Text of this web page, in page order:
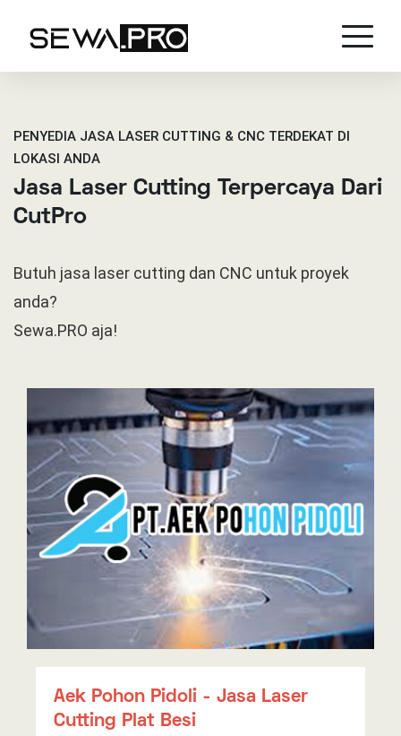
PENYEDIA JASA LASER CUTTING & CNC TERDEKAT DI
LOKASI ANDA
Jasa Laser Cutting Terpercaya Dari
CutPro
Butuh jasa laser cutting dan CNC untuk proyek
anda?
Sewa.PRO aja!
Kezka Printing - Jasa Laser
Cutting Kain Dan Textile